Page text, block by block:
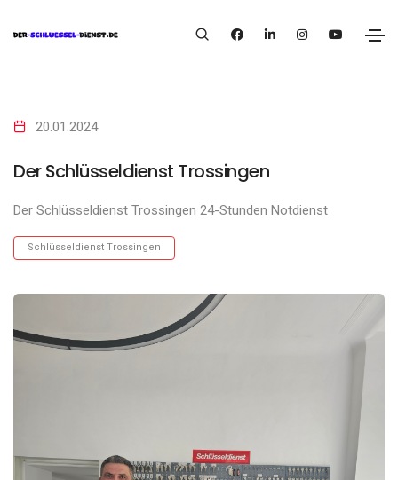
20.01.2024
Der Schlüsseldienst Trossingen
Der Schlüsseldienst Trossingen 24-Stunden Notdienst
Schlüsseldienst Trossingen